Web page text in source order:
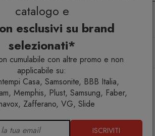
catalogo e
esclusivi su brand
selezionati*
cumulabile con altre promo e non
applicabile su:
Casa, Samsonite, BBB Italia,
Memphis, Plust, Samsung, Faber,
Zafferano, VG, Slide
ISCRIVITI
Arredo interno
Sgabello Brera.ss Colico